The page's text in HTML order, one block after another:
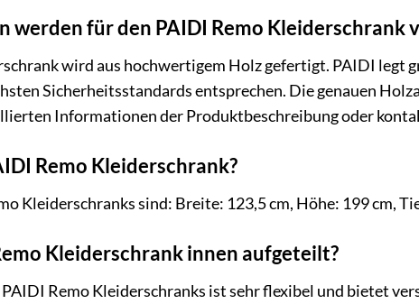
werden für den PAIDI Remo Kleiderschrank
wird aus hochwertigem Holz gefertigt. PAIDI legt
Sicherheitsstandards entsprechen. Die genauen
Informationen der Produktbeschreibung oder
Remo Kleiderschrank?
Kleiderschranks sind: Breite: 123,5 cm, Höhe: 199 cm,
Kleiderschrank innen aufgeteilt?
Remo Kleiderschranks ist sehr flexibel und bietet